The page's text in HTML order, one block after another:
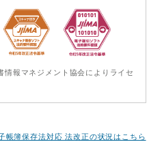
報マネジメント協会によりライセ
帳簿保存法対応 法改正の状況はこちら